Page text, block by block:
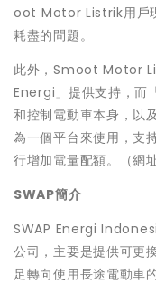
oot Motor Listrik用戶
耗盡的問題。
此外，Smoot Motor
Energi」提供支持，而
和控制電動車本身，以
為一個平台來使用，支
行增加電量配額。（網
SWAP簡介
SWAP Energi
公司，主要是提供可更
足轉向使用長途電動車